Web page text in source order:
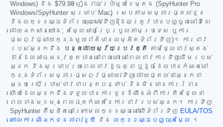
Windows) និង $79.98 រៀងរាល់ប្រាំមួយខែម្តង (SpyHunter Pro
Windows/SpyHunter សម្រាប់ Mac) ស្របតាមសម្ភារៈផ្តល់ជូន
និងលក្ខខណ្ឌទំព័រចុះឈ្មោះ/ទិញ (ដែលត្រូវបានបញ្ចូលនៅទីនេះ
ដោយឯកសារយោង; តម្លៃអាចប្រែប្រួលតាមប្រទេស ឬការ
ផ្សព្វផ្សាយក្នុងមួយព័ត៌មានលម្អិតទំព័រទិញ)។ ការជាវ
របស់អ្នកនឹង
បន្តដោយស្វ័យប្រវត្តិ តាមថ្លៃជាវស្តង់
ដារដែលអាចអនុវត្តបាននៅពេលនោះ នៅពេលជាវការទិញដើមរបស់
អ្នក និងសម្រាប់រយៈពេលជាវដូចគ្នា ឬដូចដែលបានកំណត់នៅ
ក្នុងទំព័រសម្ភារៈផ្សព្វផ្សាយ/ទិញ ដោយផ្តល់ថាអ្នកជា
អ្នកប្រើប្រាស់ជាវជាបន្តបន្ទាប់ និងមិនមានការរំខាន
ហើយដែលអ្នកនឹងទទួលបានការជូនដំណឹងអំពីការគិតថ្លៃនា
ពេលខាងមុខមុនពេលផុតកំណត់នៃការជាវរបស់អ្នក។ ការទិញ
SpyHunter គឺស្ថិតនៅក្រោមលក្ខខណ្ឌនៅលើទំព័រទិញ EULA/TOS
គោលការណ៍ឯកជនភាព/ខូឃី
និង លក្ខខណ្ឌបញ្ចុះតម្លៃ ។